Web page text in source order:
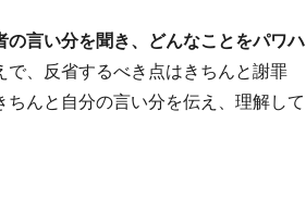
の言い分を聞き、どんなことをパワハ
で、反省するべき点はきちんと謝罪
んと自分の言い分を伝え、理解して